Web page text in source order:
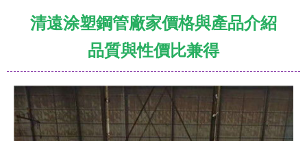
清遠涂塑鋼管廠家價格與產品介紹
品質與性價比兼得